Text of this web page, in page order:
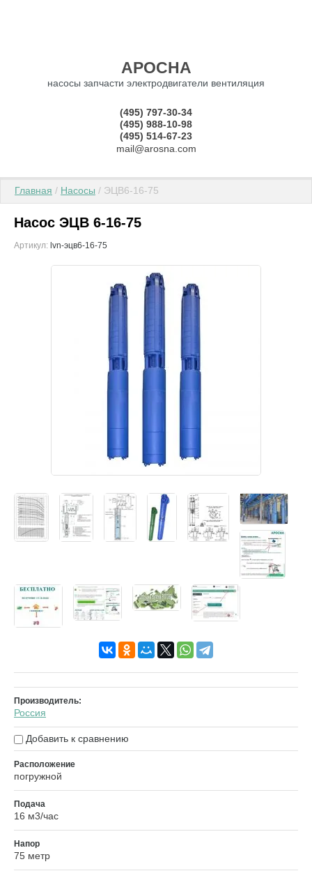
АРОСНА
насосы запчасти электродвигатели вентиляция
(495) 797-30-34
(495) 988-10-98
(495) 514-67-23
mail@arosna.com
Главная / Насосы / ЭЦВ6-16-75
Насос ЭЦВ 6-16-75
Артикул: lvn-эцв6-16-75
Производитель:
Россия
Добавить к сравнению
Расположение
погружной
Подача
16 м3/час
Напор
75 метр